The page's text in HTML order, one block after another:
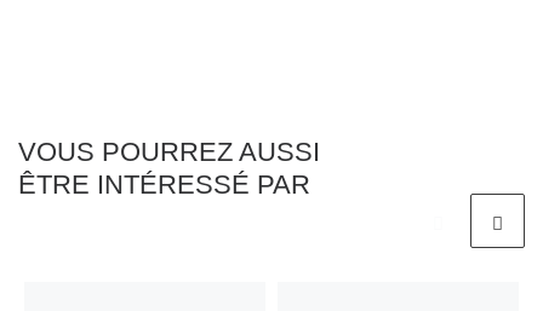
VOUS POURREZ AUSSI
ÊTRE INTÉRESSÉ PAR